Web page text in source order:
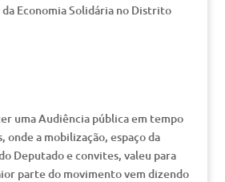
Economia Solidária no Distrito
uma Audiência pública em tempo
onde a mobilização, espaço da
Deputado e convites, valeu para
parte do movimento vem dizendo